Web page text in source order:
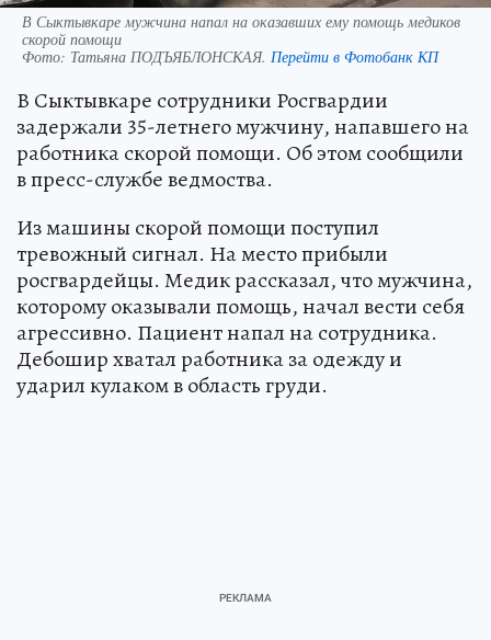
В Сыктывкаре мужчина напал на оказавших ему помощь медиков
скорой помощи
Фото: Татьяна ПОДЪЯБЛОНСКАЯ. Перейти в Фотобанк КП
В Сыктывкаре сотрудники Росгвардии
задержали 35-летнего мужчину, напавшего на
работника скорой помощи. Об этом сообщили
в пресс-службе ведмоства.
Из машины скорой помощи поступил
тревожный сигнал. На место прибыли
росгвардейцы. Медик рассказал, что мужчина,
которому оказывали помощь, начал вести себя
агрессивно. Пациент напал на сотрудника.
Дебошир хватал работника за одежду и
ударил кулаком в область груди.